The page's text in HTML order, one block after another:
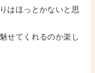
はほっとかないと思
せてくれるのか楽し